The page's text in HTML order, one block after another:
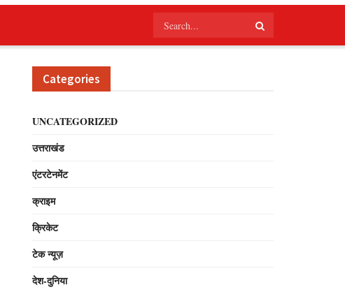
Categories
UNCATEGORIZED
उत्तराखंड
एंटरटेनमेंट
क्राइम
क्रिकेट
टेक न्यूज़
देश-दुनिया